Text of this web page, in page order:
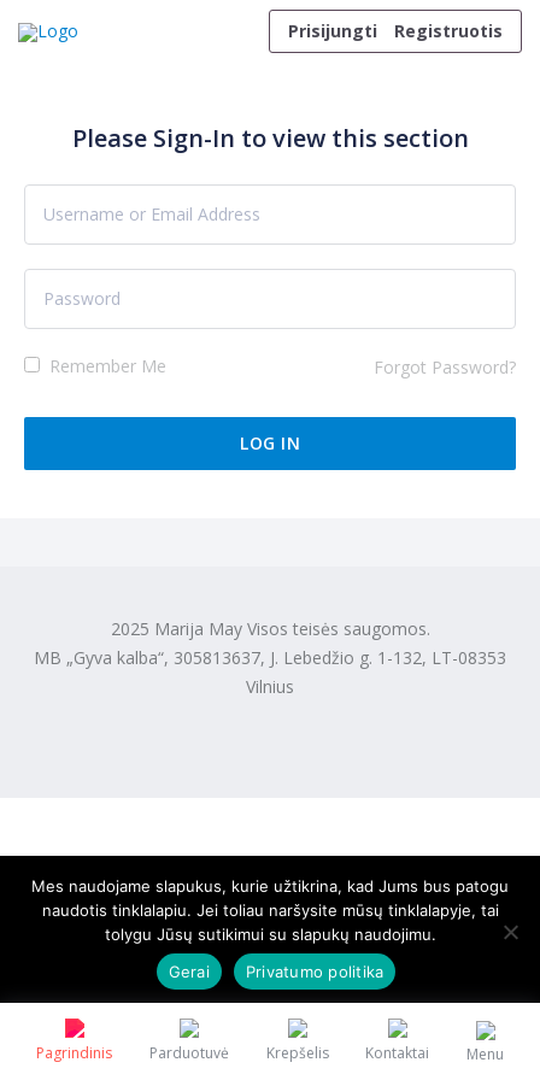
Prisijungti
Registruotis
Pagrindinis Parduotuvė Krepšelis Kontaktai Menu
Please Sign-In to view this section
Remember Me Forgot Password?
2025 Marija May Visos teisės saugomos.
MB „Gyva kalba“, 305813637, J. Lebedžio g. 1-132, LT-08353
Vilnius
Mes naudojame slapukus, kurie užtikrina, kad Jums bus patogu
naudotis tinklalapiu. Jei toliau naršysite mūsų tinklalapyje, tai
tolygu Jūsų sutikimui su slapukų naudojimu.
Gerai
Privatumo politika